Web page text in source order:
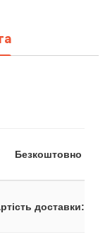
Безкоштовно
доставки: